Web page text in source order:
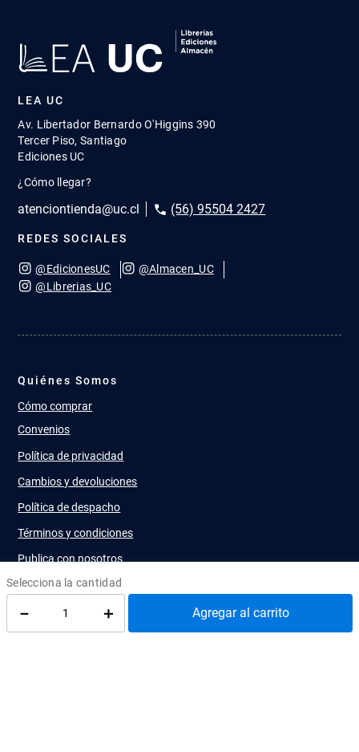
＋
－ Agregar al carrito
LEA UC
Av. Libertador Bernardo O'Higgins 390
Tercer Piso, Santiago
Ediciones UC
¿Cómo llegar?
atenciontienda@uc.cl (56) 95504 2427
REDES SOCIALES
@EdicionesUC
@Almacen_UC
@Librerias_UC
Quiénes Somos
Cómo comprar
Convenios
Política de privacidad
Cambios y devoluciones
Política de despacho
Términos y condiciones
Publica con nosotros
Diseño y Desarrollo